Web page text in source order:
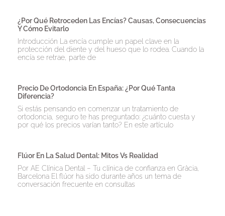
¿Por Qué Retroceden Las Encías? Causas, Consecuencias
Y Cómo Evitarlo
Introducción La encía cumple un papel clave en la
protección del diente y del hueso que lo rodea. Cuando la
encía se retrae, parte de
Precio De Ortodoncia En España: ¿Por Qué Tanta
Diferencia?
Si estás pensando en comenzar un tratamiento de
ortodoncia, seguro te has preguntado: ¿cuánto cuesta y
por qué los precios varían tanto? En este artículo
Flúor En La Salud Dental: Mitos Vs Realidad
Por AE Clínica Dental – Tu clínica de confianza en Gràcia,
Barcelona El flúor ha sido durante años un tema de
conversación frecuente en consultas